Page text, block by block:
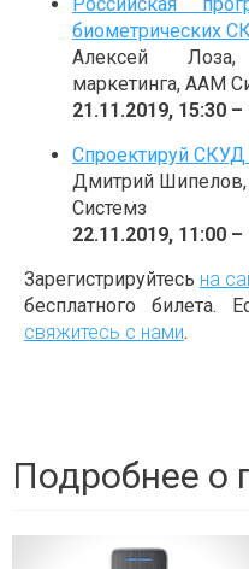
биометрических
Алексей Лоза,
маркетинга, ААМ
21.11.2019, 15:30
Спроектируй СКУД
Дмитрий Шипелов,
Системз
22.11.2019, 11:00
Зарегистрируйтесь на
бесплатного билета.
свяжитесь с нами.
Подробнее о